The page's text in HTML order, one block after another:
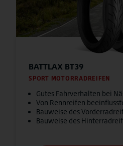
BATTLAX BT39
SPORT MOTORRADREIFEN
Gutes Fahrverhalten bei
Von Rennreifen
Bauweise des
Bauweise des